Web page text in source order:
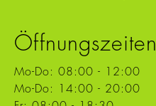
Öffnungszeiten
Mo-Do: 08:00 - 12:00
Mo-Do: 14:00 - 20:00